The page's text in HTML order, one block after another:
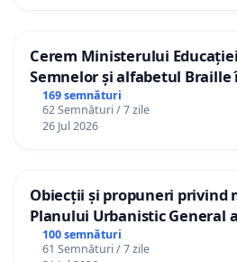
Cerem Ministerului
Semnelor și alfabetul Braille
Republica Moldova!
169 semnături
62 Semnături / 7 zile
26 Jul 2026
Obiecții și propuneri privind
Planului Urbanistic General
100 semnături
61 Semnături / 7 zile